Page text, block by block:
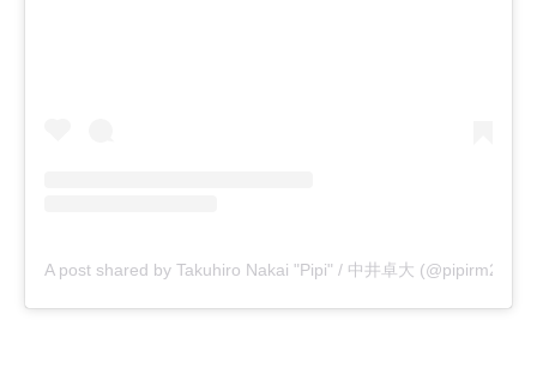
A post shared by Takuhiro Nakai "Pipi" / 中井卓大 (@pipirm22)